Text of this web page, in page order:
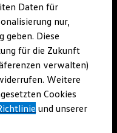
Gebrauchtwagen
Gebrauchtwagen
Daten für
nur,
geben. Diese
für die Zukunft
verwalten)
Weitere
Cookies
und unserer